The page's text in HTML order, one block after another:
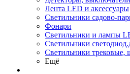
Лента LED и аксессуары
Светильники садово-
Фонари
Светильники и лампы
Светильники
Светильники трековые,
Ещё